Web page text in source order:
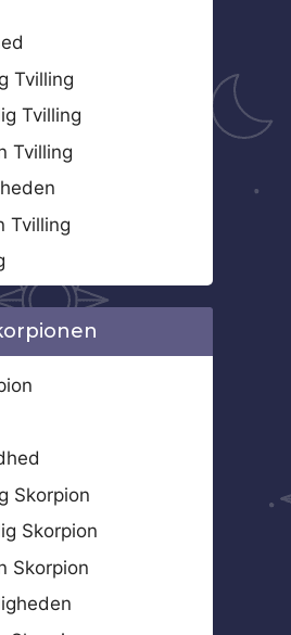
Tvilling
Tvilling
Tvilling
Tvilling
Skorpion
Skorpion
Skorpion